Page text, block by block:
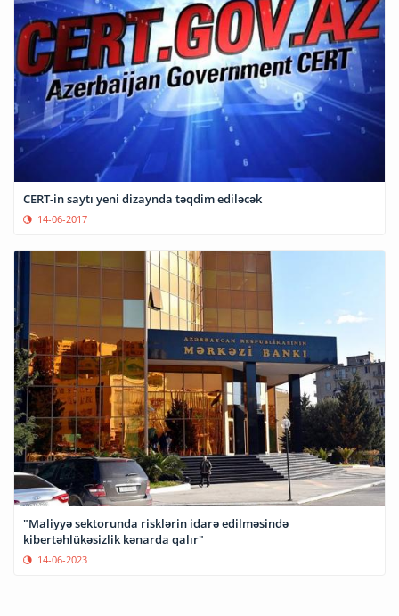
CERT-in saytı yeni dizaynda təqdim ediləcək
14-06-2017
"Maliyyə sektorunda risklərin idarə edilməsində
kibertəhlükəsizlik kənarda qalır"
14-06-2023